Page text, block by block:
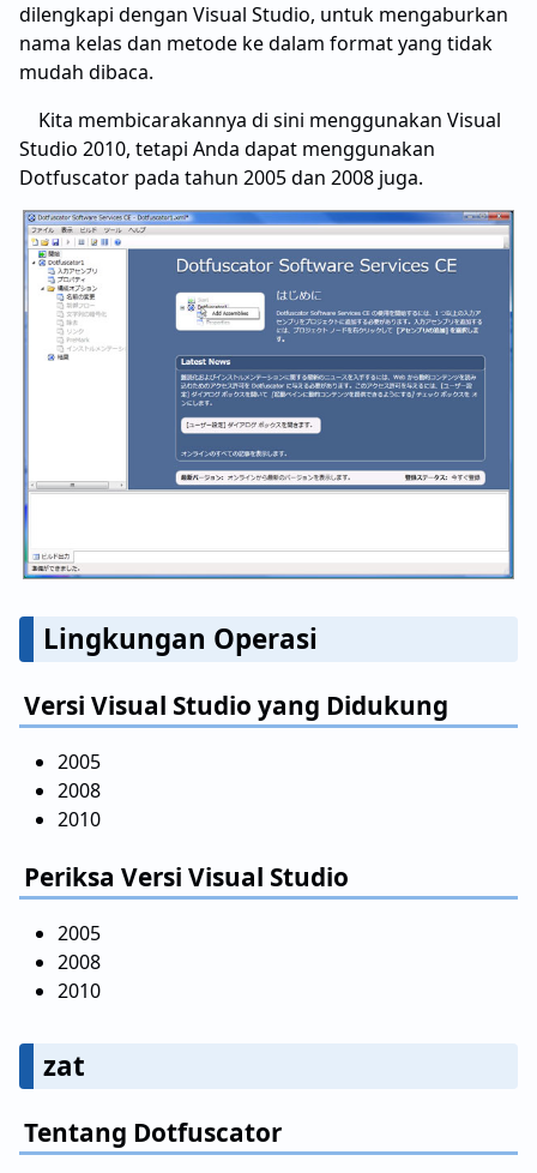
dilengkapi dengan Visual Studio, untuk mengaburkan
nama kelas dan metode ke dalam format yang tidak
mudah dibaca.
Kita membicarakannya di sini menggunakan Visual
Studio 2010, tetapi Anda dapat menggunakan
Dotfuscator pada tahun 2005 dan 2008 juga.
Lingkungan Operasi
Versi Visual Studio yang Didukung
2005
2008
2010
Periksa Versi Visual Studio
2005
2008
2010
zat
Tentang Dotfuscator